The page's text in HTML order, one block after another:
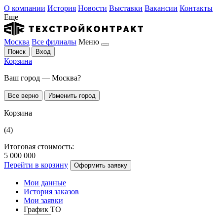
О компании История Новости Выставки Вакансии Контакты
Еще
Москва Все филиалы Меню
Поиск Вход
Корзина
Ваш город — Москва?
Все верно Изменить город
Корзина
(4)
Итоговая стоимость:
5 000 000
Перейти в корзину
Оформить заявку
Мои данные
История заказов
Мои заявки
График ТО